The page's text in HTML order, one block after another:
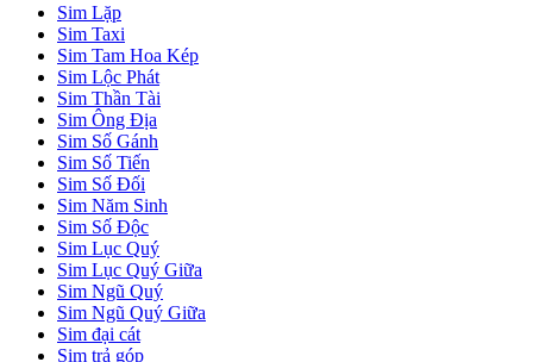
Sim Lặp
Sim Taxi
Sim Tam Hoa Kép
Sim Lộc Phát
Sim Thần Tài
Sim Ông Địa
Sim Số Gánh
Sim Số Tiến
Sim Số Đối
Sim Năm Sinh
Sim Số Độc
Sim Lục Quý
Sim Lục Quý Giữa
Sim Ngũ Quý
Sim Ngũ Quý Giữa
Sim đại cát
Sim trả góp